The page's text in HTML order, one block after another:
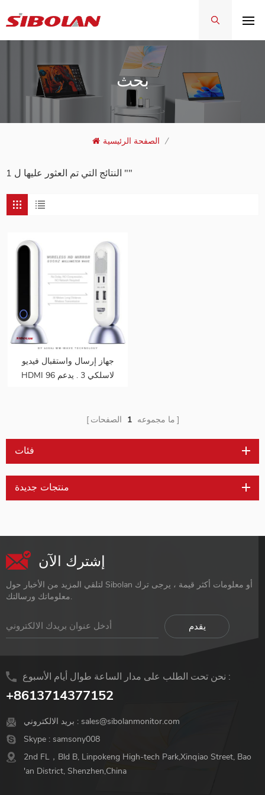
بحث
الصفحة الرئيسية /
1 النتائج التي تم العثور عليها ل ""
جهاز إرسال واستقبال فيديو
HDMI لاسلكي 3 . يدعم 96
ما مجموعه 1 الصفحات
فئات
منتجات جديدة
إشترك الآن
لتلقي المزيد من الأخبار حول Sibolan أو معلومات أكثر قيمة ، يرجى ترك
معلوماتك ورسالتك.
نحن تحت الطلب على مدار الساعة طوال أيام الأسبوع :
+8613714377152
بريد الالكتروني : sales@sibolanmonitor.com
Skype : samsony008
2nd FL，Bld B, Linpokeng High-tech Park,Xinqiao Street, Bao
'an District, Shenzhen,China